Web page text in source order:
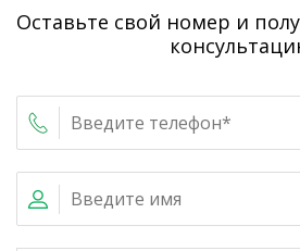
Оставьте свой номер и